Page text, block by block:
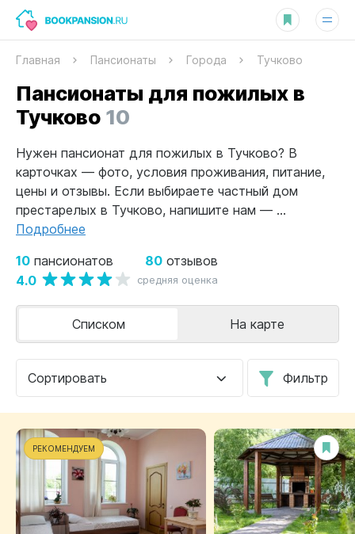
Главная Пансионаты Города Тучково
Пансионаты для пожилых в
Тучково10
Нужен пансионат для пожилых в Тучково? В
карточках — фото, условия проживания, питание,
цены и отзывы. Если выбираете частный дом
престарелых в Тучково, напишите нам — ...
Подробнее
10 пансионатов 80 отзывов
4.0 средняя оценка
Сортировать Фильтр
Списком На карте
РЕКОМЕНДУЕМ